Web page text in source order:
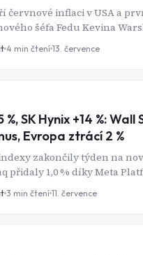
červnové inflaci v USA a
šéfa Fedu Kevina
sezóna za druhé čtvrtletí -
4 min čtení 13. července
%, SK Hynix +14 %:
Evropa ztrácí 2 %
zakončily týden na
přidaly 1,0 % díky Meta
kolem 2 % kvůli
3 min čtení 11. července